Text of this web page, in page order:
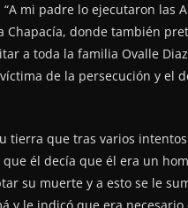
mi padre lo ejecutaron las
Chapacía, donde también
a toda la familia Ovalle
de la persecución y el
tierra que tras varios
él decía que él era un
su muerte y a esto se le